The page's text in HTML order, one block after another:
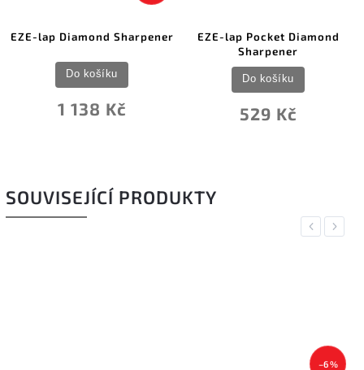
EZE-lap Diamond Sharpener
1 138 Kč
Do košíku
EZE-lap Pocket Diamond
Sharpener
529 Kč
Do košíku
SOUVISEJÍCÍ PRODUKTY
Previous
–6 %
Next